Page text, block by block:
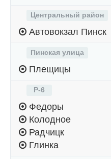
Центральный район
Автовокзал Пинск
Пинская улица
Плещицы
Р-6
Федоры
Колодное
Радчицк
Глинка